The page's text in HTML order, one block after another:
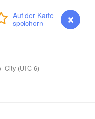
Vorhersage
(UTC-6)
Lucie